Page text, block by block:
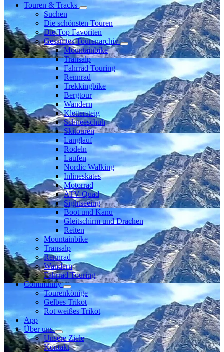
Touren & Tracks
Suchen
Die schönsten Touren
Die Top Favoriten
Gesamtes Tourenarchiv
Mountainbike
Transalp
Fahrrad Touring
Rennrad
Trekkingbike
Bergtour
Wandern
Klettersteig
Schneeschuh
Skitouren
Langlauf
Rodeln
Laufen
Nordic Walking
Inlineskates
Motorrad
ATV-Quad
Sightseeing
Boot und Kanu
Gleitschirm und Drachen
Reiten
Mountainbike
Transalp
Rennrad
Wandern
Fahrrad Touring
Community
Tourenkönige
Gelbes Trikot
Rot weißes Trikot
App
Über uns
Unsere Ziele
Kontakt